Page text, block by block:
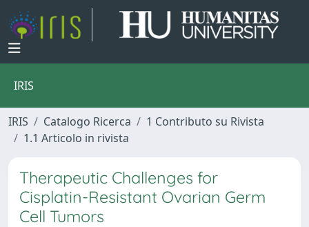
IRIS
IRIS Catalogo Ricerca
1 Contributo su Rivista
1.1 Articolo in rivista
Therapeutic Challenges for
Cisplatin-Resistant Ovarian Germ
Cell Tumors